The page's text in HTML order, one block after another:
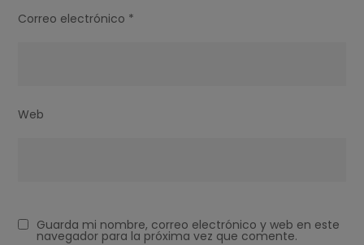
Correo electrónico *
Web
Guarda mi nombre, correo electrónico y web en este
navegador para la próxima vez que comente.